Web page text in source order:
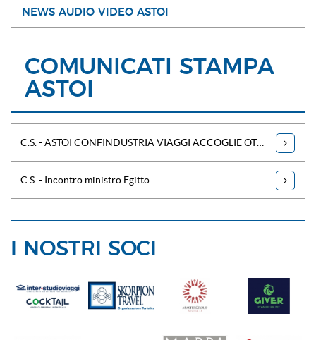
NEWS AUDIO VIDEO ASTOI
COMUNICATI STAMPA
ASTOI
C.S. - Incontro ministro Egitto
I NOSTRI SOCI